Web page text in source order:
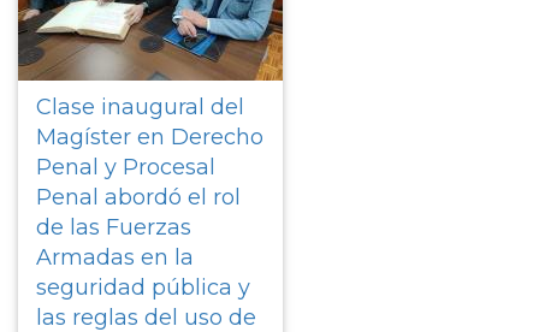
Clase inaugural del
Magíster en Derecho
Penal y Procesal
Penal abordó el rol
de las Fuerzas
Armadas en la
seguridad pública y
las reglas del uso de